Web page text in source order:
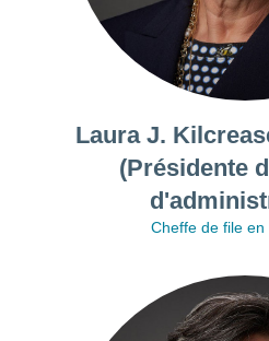
Laura J.
(Présidente
Cheffe de file en